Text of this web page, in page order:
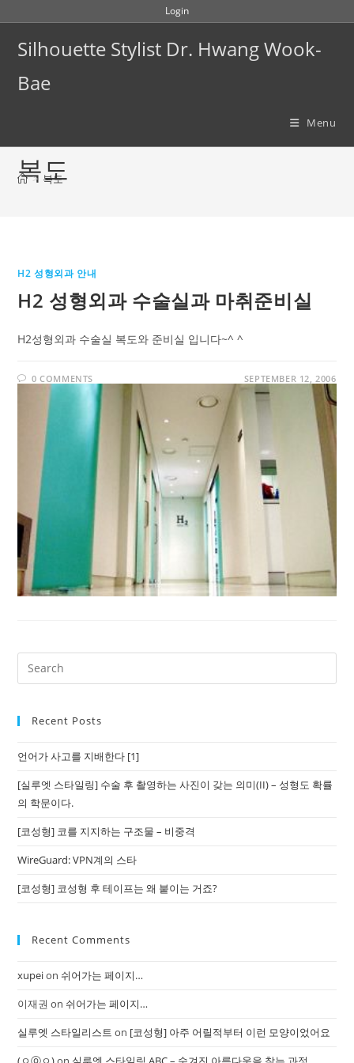
content
Login
Silhouette Stylist Dr. Hwang Wook-
Bae
Menu
복도
> 복도
H2 성형외과 안내
H2 성형외과 수술실과 마취준비실
H2성형외과 수술실 복도와 준비실 입니다~^ ^
0 COMMENTS SEPTEMBER 12, 2006
Recent Posts
언어가 사고를 지배한다 [1]
[실루엣 스타일링] 수술 후 촬영하는 사진이 갖는 의미(II) – 성형도 확률
의 학문이다.
[코성형] 코를 지지하는 구조물 – 비중격
WireGuard: VPN계의 스타
[코성형] 코성형 후 테이프는 왜 붙이는 거죠?
Recent Comments
xupeion 쉬어가는 페이지…
이재권 on 쉬어가는 페이지…
실루엣 스타일리스트 on [코성형] 아주 어릴적부터 이런 모양이었어요